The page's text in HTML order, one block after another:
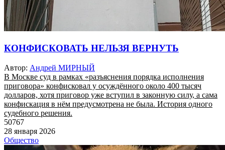
КОНФИСКОВАТЬ НЕЛЬЗЯ ВЕРНУТЬ
Автор: Андрей МИРНЫЙ
В Москве суд в рамках «разъяснения порядка исполнения
приговора» конфисковал у осуждённого около 400 тысяч
долларов, хотя приговор уже вступил в законную силу, а сама
конфискация в нём предусмотрена не была. История одного
судебного решения.
50767
28 января 2026
Общество